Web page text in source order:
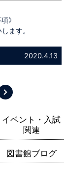
》
ます。
2020.4.13
イベント・入試
関連
図書館ブログ